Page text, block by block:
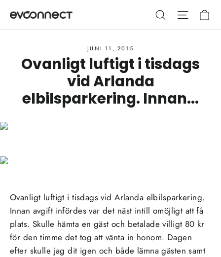
innehållet
Sök
JUNI 11, 2015
Ovanligt luftigt i tisdags
vid Arlanda
elbilsparkering. Innan...
Ovanligt luftigt i tisdags vid Arlanda elbilsparkering.
Innan avgift infördes var det näst intill omöjligt att få
plats. Skulle hämta en gäst och betalade villigt 80 kr
för den timme det tog att vänta in honom. Dagen
efter skulle jag dit igen och både lämna gästen samt